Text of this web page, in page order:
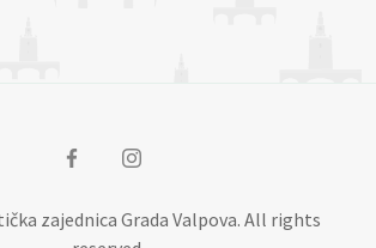
zajednica Grada Valpova. All rights